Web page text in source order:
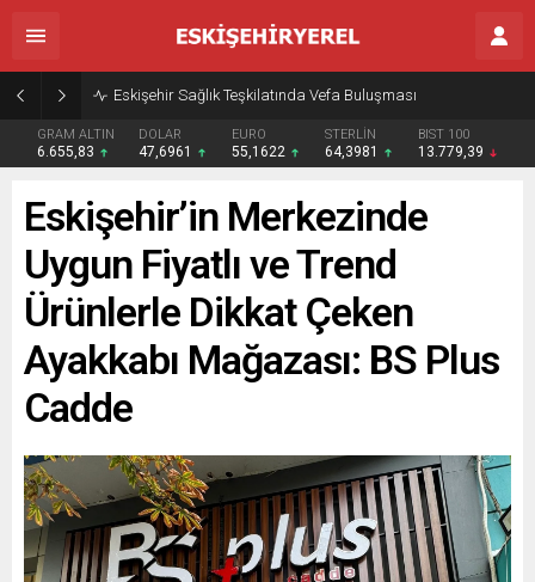
Eskişehir Sağlık Teşkilatında Vefa Buluşması
GRAM ALTIN
6.655,83
DOLAR
47,6961
EURO
55,1622
STERLİN
64,3981
BIST 100
13.779,39
Eskişehir’in Merkezinde
Uygun Fiyatlı ve Trend
Ürünlerle Dikkat Çeken
Ayakkabı Mağazası: BS Plus
Cadde